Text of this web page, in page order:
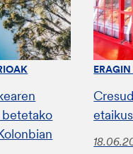
betetako